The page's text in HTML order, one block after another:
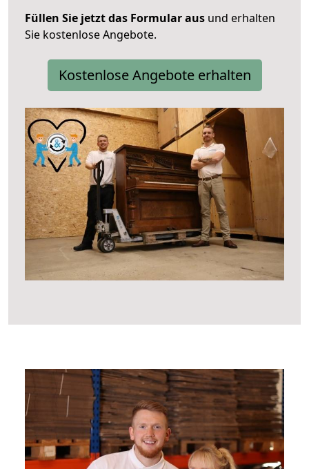
Füllen Sie jetzt das Formular aus und erhalten
Sie kostenlose Angebote.
Kostenlose Angebote erhalten